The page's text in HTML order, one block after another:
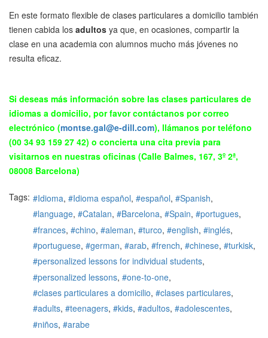
En este formato flexible de clases particulares a domicilio también
tienen cabida los adultos ya que, en ocasiones, compartir la
clase en una academia con alumnos mucho más jóvenes no
resulta eficaz.
Si deseas más información sobre las clases particulares de
idiomas a domicilio, por favor contáctanos por correo
electrónico (montse.gal@e-dill.com), llámanos por teléfono
(00 34 93 159 27 42) o concierta una cita previa para
visitarnos en nuestras oficinas (Calle Balmes, 167, 3º 2ª,
08008 Barcelona)
Tags: Idioma Idioma español español
Spanish
language
Catalan Barcelona Spain
portugues
frances
chino aleman turco english
inglés
portuguese
german arab french chinese
turkisk
personalized lessons for individual students
personalized lessons
one-to-one
clases particulares a domicilio
clases particulares
adults
teenagers kids adultos
adolescentes
niños
arabe